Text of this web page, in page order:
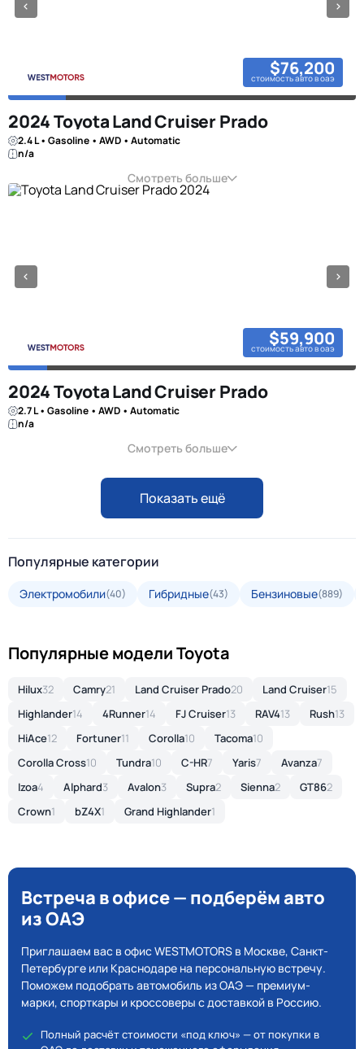
$76,200
стоимость авто в оаэ
2024 Toyota Land Cruiser Prado
2.4 L • Gasoline • AWD • Automatic
n/a
Смотреть больше
$59,900
стоимость авто в оаэ
2024 Toyota Land Cruiser Prado
2.7 L • Gasoline • AWD • Automatic
n/a
Смотреть больше
Показать ещё
Популярные категории
Электромобили(40) Гибридные(43) Бензиновые(889)
Популярные модели Toyota
Hilux32 Camry21 Land Cruiser Prado20 Land Cruiser15
Highlander14 4Runner14 FJ Cruiser13 RAV413 Rush13
HiAce12 Fortuner11 Corolla10 Tacoma10
Corolla Cross10 Tundra10 C-HR7 Yaris7 Avanza7
Izoa4 Alphard3 Avalon3 Supra2 Sienna2 GT862
Crown1 bZ4X1 Grand Highlander1
Встреча в офисе — подберём авто
из ОАЭ
Приглашаем вас в офис WESTMOTORS в Москве, Санкт-
Петербурге или Краснодаре на персональную встречу.
Поможем подобрать автомобиль из ОАЭ — премиум-
марки, спорткары и кроссоверы с доставкой в Россию.
Полный расчёт стоимости «под ключ» — от покупки в